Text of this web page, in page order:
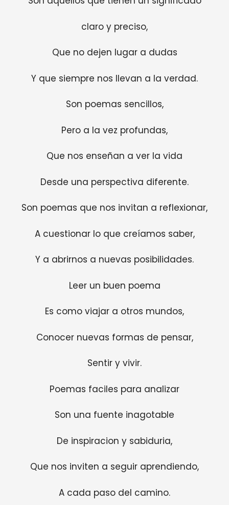
claro y preciso,
Que no dejen lugar a dudas
Y que siempre nos llevan a la verdad.
Son poemas sencillos,
Pero a la vez profundas,
Que nos enseñan a ver la vida
Desde una perspectiva diferente.
Son poemas que nos invitan a reflexionar,
A cuestionar lo que creíamos saber,
Y a abrirnos a nuevas posibilidades.
Leer un buen poema
Es como viajar a otros mundos,
Conocer nuevas formas de pensar,
Sentir y vivir.
Poemas faciles para analizar
Son una fuente inagotable
De inspiracion y sabiduria,
Que nos inviten a seguir aprendiendo,
A cada paso del camino.